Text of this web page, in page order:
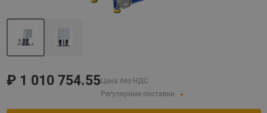
₽ 1 010 754.55 Цена без НДС
Регулярные поставки